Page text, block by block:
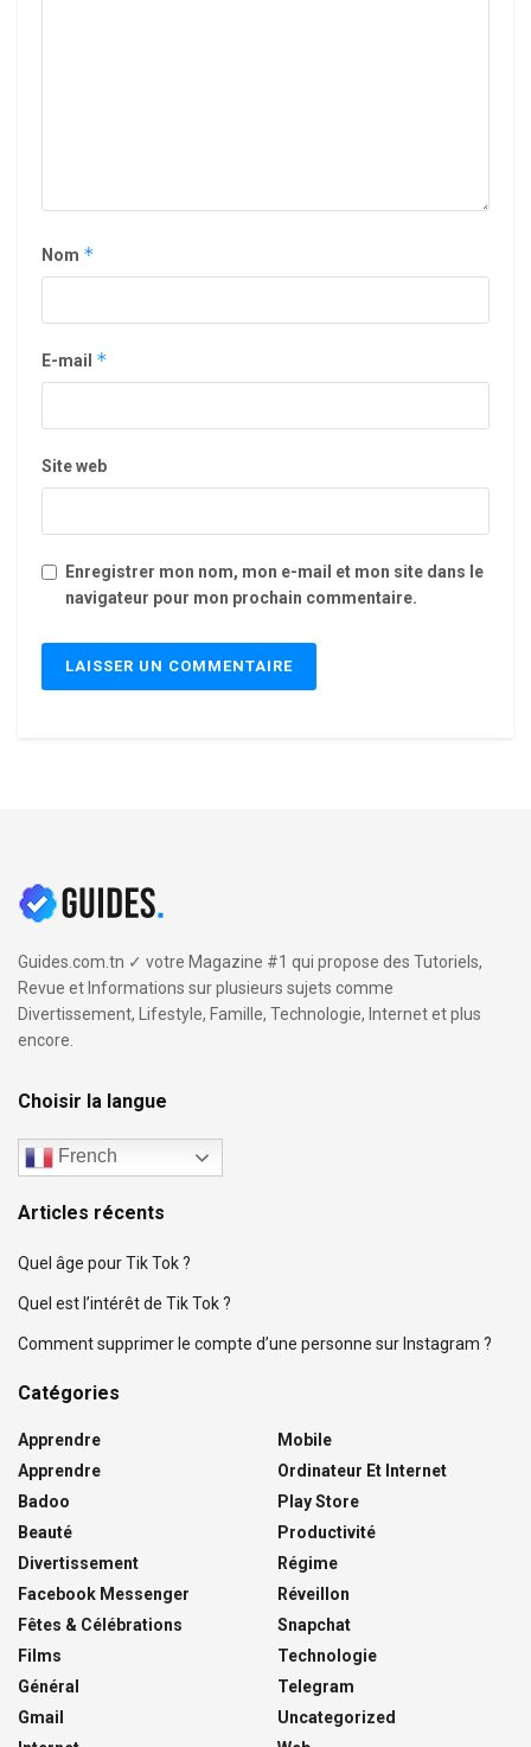
Nom *
E-mail *
Site web
Enregistrer mon nom, mon e-mail et mon site dans le
navigateur pour mon prochain commentaire.
Guides.com.tn ✓ votre Magazine #1 qui propose des Tutoriels,
Revue et Informations sur plusieurs sujets comme
Divertissement, Lifestyle, Famille, Technologie, Internet et plus
encore.
Choisir la langue
French
Articles récents
Quel âge pour Tik Tok ?
Quel est l’intérêt de Tik Tok ?
Comment supprimer le compte d’une personne sur Instagram ?
Catégories
Apprendre
Apprendre
Badoo
Beauté
Divertissement
Facebook Messenger
Fêtes & Célébrations
Films
Général
Gmail
Mobile
Ordinateur Et Internet
Play Store
Productivité
Régime
Réveillon
Snapchat
Technologie
Telegram
Uncategorized